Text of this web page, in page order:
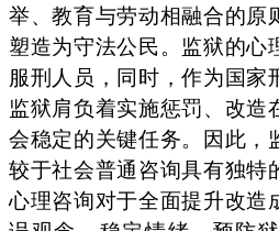
举、教育与劳动相融合的原
塑造为守法公民。监狱的心
服刑人员，同时，作为国家
监狱肩负着实施惩罚、改造
会稳定的关键任务。因此，
较于社会普通咨询具有独特
心理咨询对于全面提升改造